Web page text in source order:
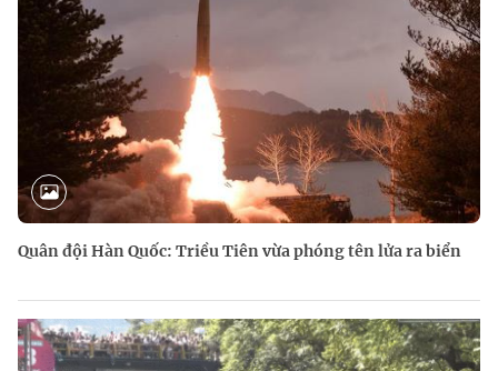
Quân đội Hàn Quốc: Triều Tiên vừa phóng tên lửa ra biển